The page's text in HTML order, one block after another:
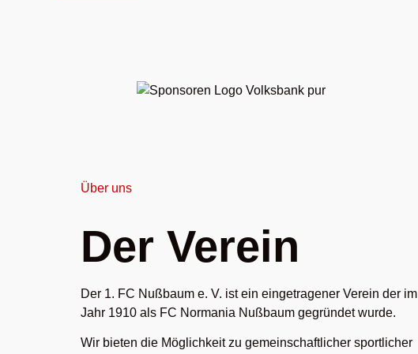
Über uns
Der Verein
Der 1. FC Nußbaum e. V. ist ein eingetragener Verein der im
Jahr 1910 als FC Normania Nußbaum gegründet wurde.
Wir bieten die Möglichkeit zu gemeinschaftlicher sportlicher